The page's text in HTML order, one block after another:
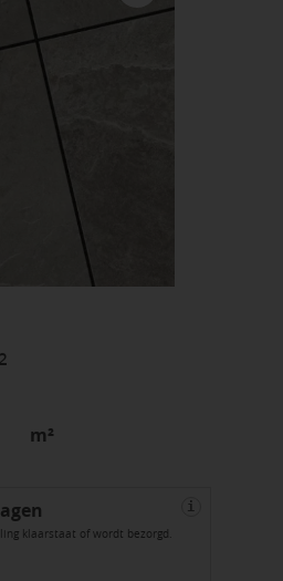
m²
klaarstaat of wordt bezorgd.
i